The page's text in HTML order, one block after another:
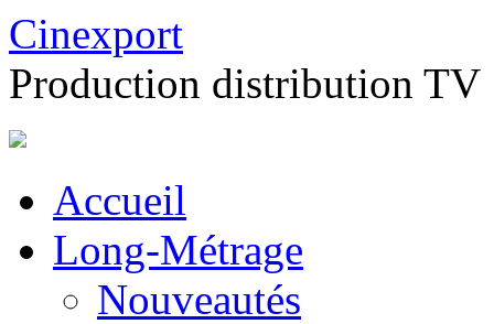
Cinexport
Production distribution TV
Accueil
Long-Métrage
Nouveautés